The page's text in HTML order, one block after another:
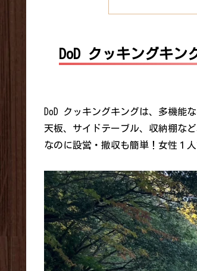
DoD クッキングキン
DoD クッキングキングは、多機能
天板、サイドテーブル、収納棚など
なのに設営・撤収も簡単！女性１